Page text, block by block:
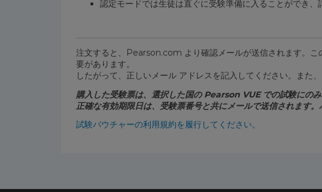
認定モードでは生徒は直ぐに受験準備に入ることができ
注文すると、Pearson.com より確認メールが送信されます。こ
要があります。
したがって、正しいメール アドレスを記入してください。また
購入した受験票は、選択した国の Pearson VUE での試験にの
正確な有効期限日は、受験票番号と共にメールで送信されます
試験バウチャーの利用規約を履行してください。